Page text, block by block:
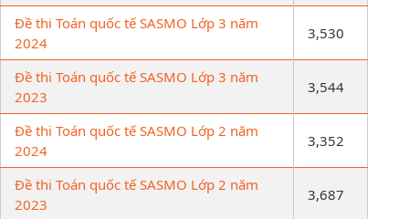
Đề thi Toán quốc tế SASMO Lớp 3 năm
2024
3,530
Đề thi Toán quốc tế SASMO Lớp 3 năm
2023
3,544
Đề thi Toán quốc tế SASMO Lớp 2 năm
2024
3,352
Đề thi Toán quốc tế SASMO Lớp 2 năm
2023
3,687